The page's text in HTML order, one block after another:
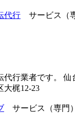
代行 サービス（
代行業者です。
大梶12-23
サービス（専門）